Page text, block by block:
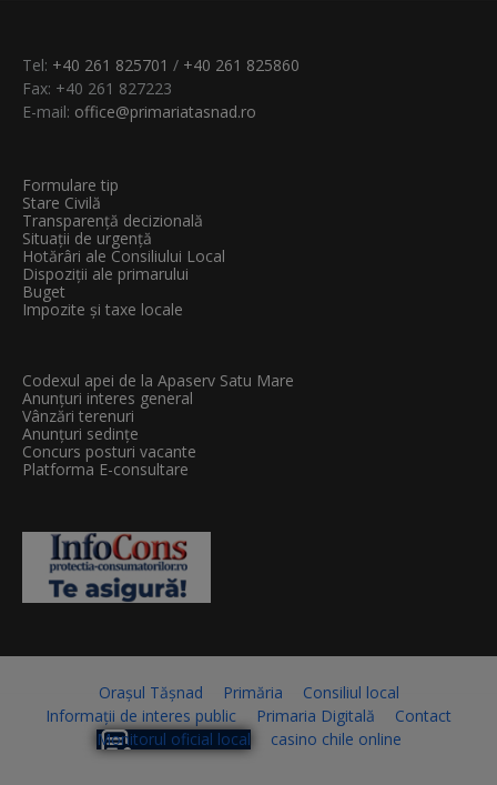
Tel: +40 261 825701 / +40 261 825860
Fax: +40 261 827223
E-mail: office@primariatasnad.ro
Formulare tip
Stare Civilă
Transparenţă decizională
Situații de urgență
Hotărâri ale Consiliului Local
Dispoziții ale primarului
Buget
Impozite și taxe locale
Codexul apei de la Apaserv Satu Mare
Anunțuri interes general
Vânzări terenuri
Anunțuri sedințe
Concurs posturi vacante
Platforma E-consultare
Orașul Tășnad Primăria
Consiliul local
Informații de interes public
Primaria Digitală
Contact
Monitorul oficial local
casino chile online